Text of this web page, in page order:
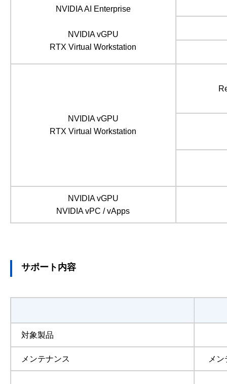
NVIDIA AI Enterprise
NVIDIA vGPU
RTX Virtual Workstation
NVIDIA vGPU
RTX Virtual Workstation
NVIDIA vGPU
NVIDIA vPC / vApps
サポート内容
対象製品
メンテナンス メ